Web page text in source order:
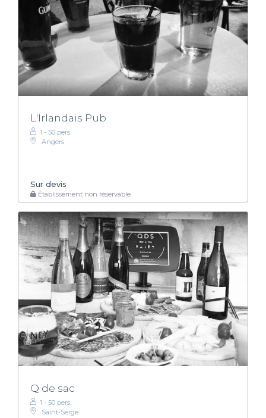
L'Irlandais Pub
1 - 50 pers.
Angers
Sur devis
Établissement non réservable
Q de sac
1 - 50 pers.
Saint-Serge